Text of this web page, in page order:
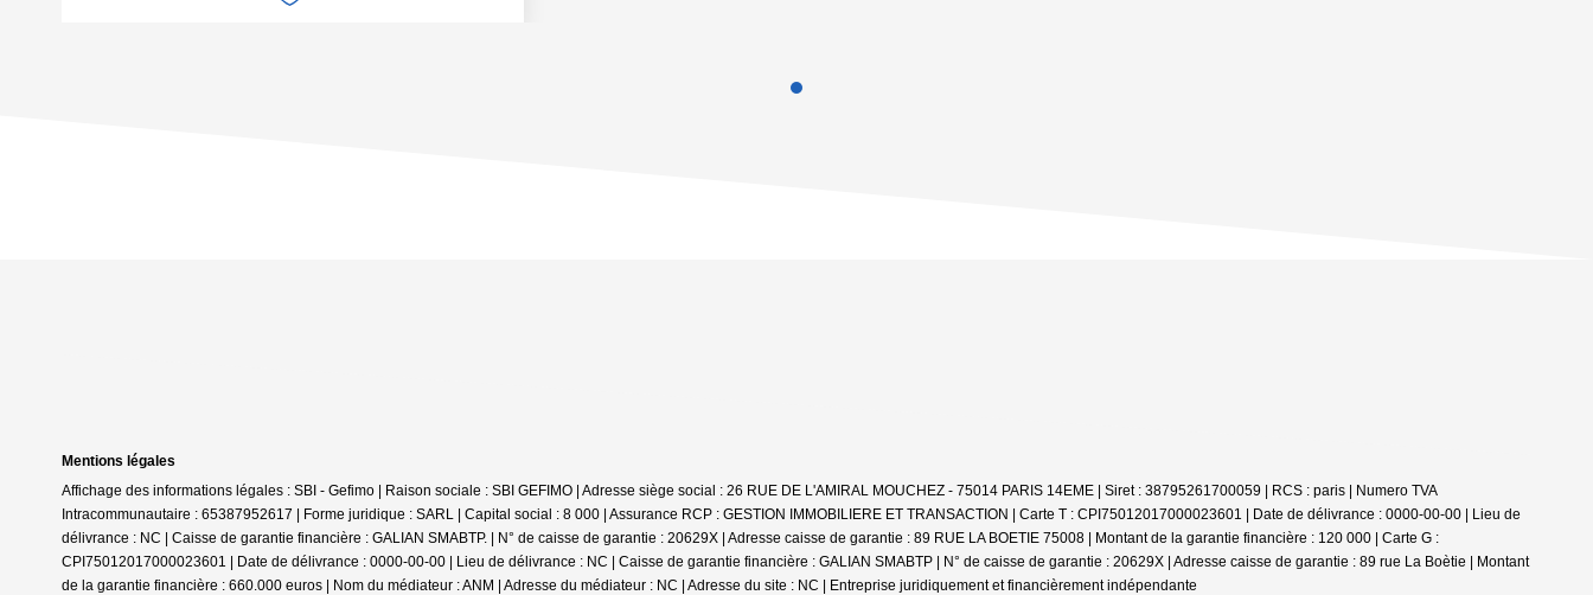
Mentions légales
Affichage des informations légales : SBI - Gefimo | Raison sociale : SBI GEFIMO | Adresse siège social : 26 RUE DE L'AMIRAL MOUCHEZ - 75014 PARIS 14EME | Siret : 38795261700059 | RCS : paris | Numero TVA
Intracommunautaire : 65387952617 | Forme juridique : SARL | Capital social : 8 000 | Assurance RCP : GESTION IMMOBILIERE ET TRANSACTION | Carte T : CPI75012017000023601 | Date de délivrance : 0000-00-00 | Lieu de
délivrance : NC | Caisse de garantie financière : GALIAN SMABTP. | N° de caisse de garantie : 20629X | Adresse caisse de garantie : 89 RUE LA BOETIE 75008 | Montant de la garantie financière : 120 000 | Carte G :
CPI75012017000023601 | Date de délivrance : 0000-00-00 | Lieu de délivrance : NC | Caisse de garantie financière : GALIAN SMABTP | N° de caisse de garantie : 20629X | Adresse caisse de garantie : 89 rue La Boètie | Montant
de la garantie financière : 660.000 euros | Nom du médiateur : ANM | Adresse du médiateur : NC | Adresse du site : NC |
Entreprise juridiquement et financièrement indépendante